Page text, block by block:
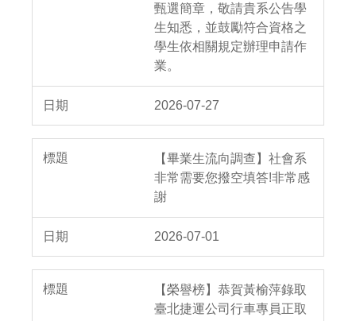
甄選簡章，敬請貴系公告學
生知悉，並鼓勵符合資格之
學生依相關規定辦理申請作
業。
2026-07-27
【畢業生流向調查】社會系
非常需要您撥空填答!非常感
謝
2026-07-01
【榮譽榜】恭賀黃榆萍錄取
臺北捷運公司行車專員正取